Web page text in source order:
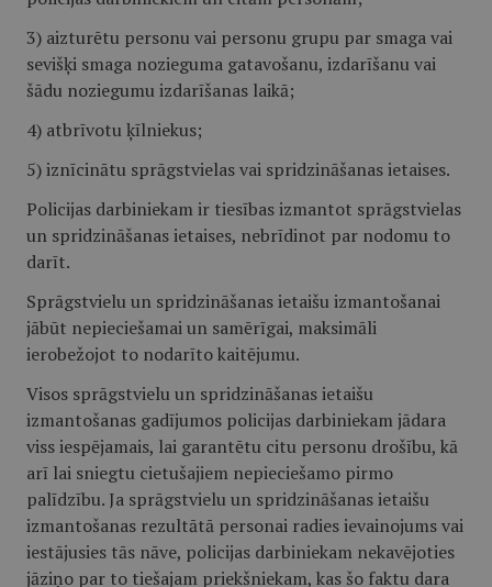
3) aizturētu personu vai personu grupu par smaga vai
sevišķi smaga nozieguma gatavošanu, izdarīšanu vai
šādu noziegumu izdarīšanas laikā;
4) atbrīvotu ķīlniekus;
5) iznīcinātu sprāgstvielas vai spridzināšanas ietaises.
Policijas darbiniekam ir tiesības izmantot sprāgstvielas
un spridzināšanas ietaises, nebrīdinot par nodomu to
darīt.
Sprāgstvielu un spridzināšanas ietaišu izmantošanai
jābūt nepieciešamai un samērīgai, maksimāli
ierobežojot to nodarīto kaitējumu.
Visos sprāgstvielu un spridzināšanas ietaišu
izmantošanas gadījumos policijas darbiniekam jādara
viss iespējamais, lai garantētu citu personu drošību, kā
arī lai sniegtu cietušajiem nepieciešamo pirmo
palīdzību. Ja sprāgstvielu un spridzināšanas ietaišu
izmantošanas rezultātā personai radies ievainojums vai
iestājusies tās nāve, policijas darbiniekam nekavējoties
jāziņo par to tiešajam priekšniekam, kas šo faktu dara